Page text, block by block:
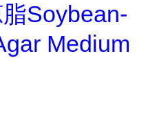
Soybean-
Medium